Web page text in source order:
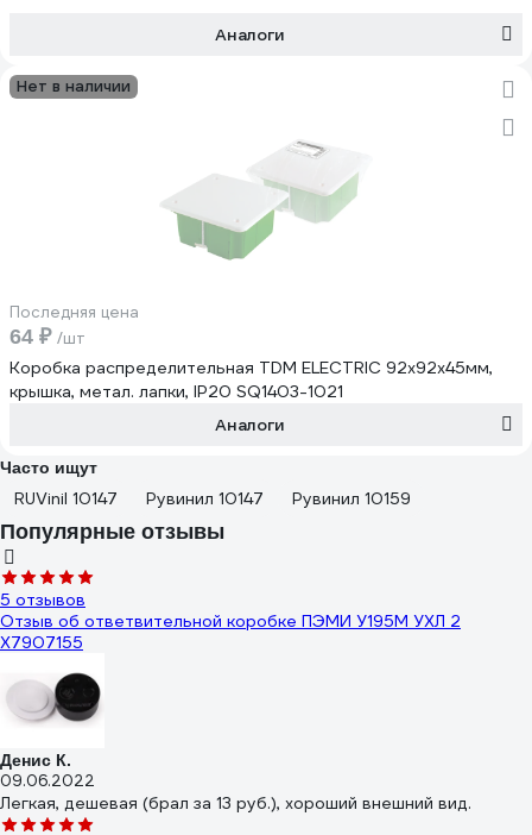
Аналоги
Нет в наличии
Последняя цена
64 ₽ /шт
Коробка распределительная TDM ELECTRIC 92х92х45мм,
крышка, метал. лапки, IP20 SQ1403-1021
Аналоги
Часто ищут
RUVinil 10147 Рувинил 10147 Рувинил 10159
Популярные отзывы
5 отзывов
Отзыв об ответвительной коробке ПЭМИ У195М УХЛ 2
X7907155
Денис К.
09.06.2022
Легкая, дешевая (брал за 13 руб.), хороший внешний вид.